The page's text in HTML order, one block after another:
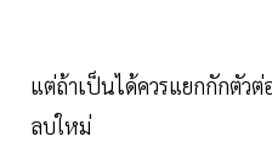
แต่ถ้าเป็นได้ควรแยกกักตัว
ลบใหม่